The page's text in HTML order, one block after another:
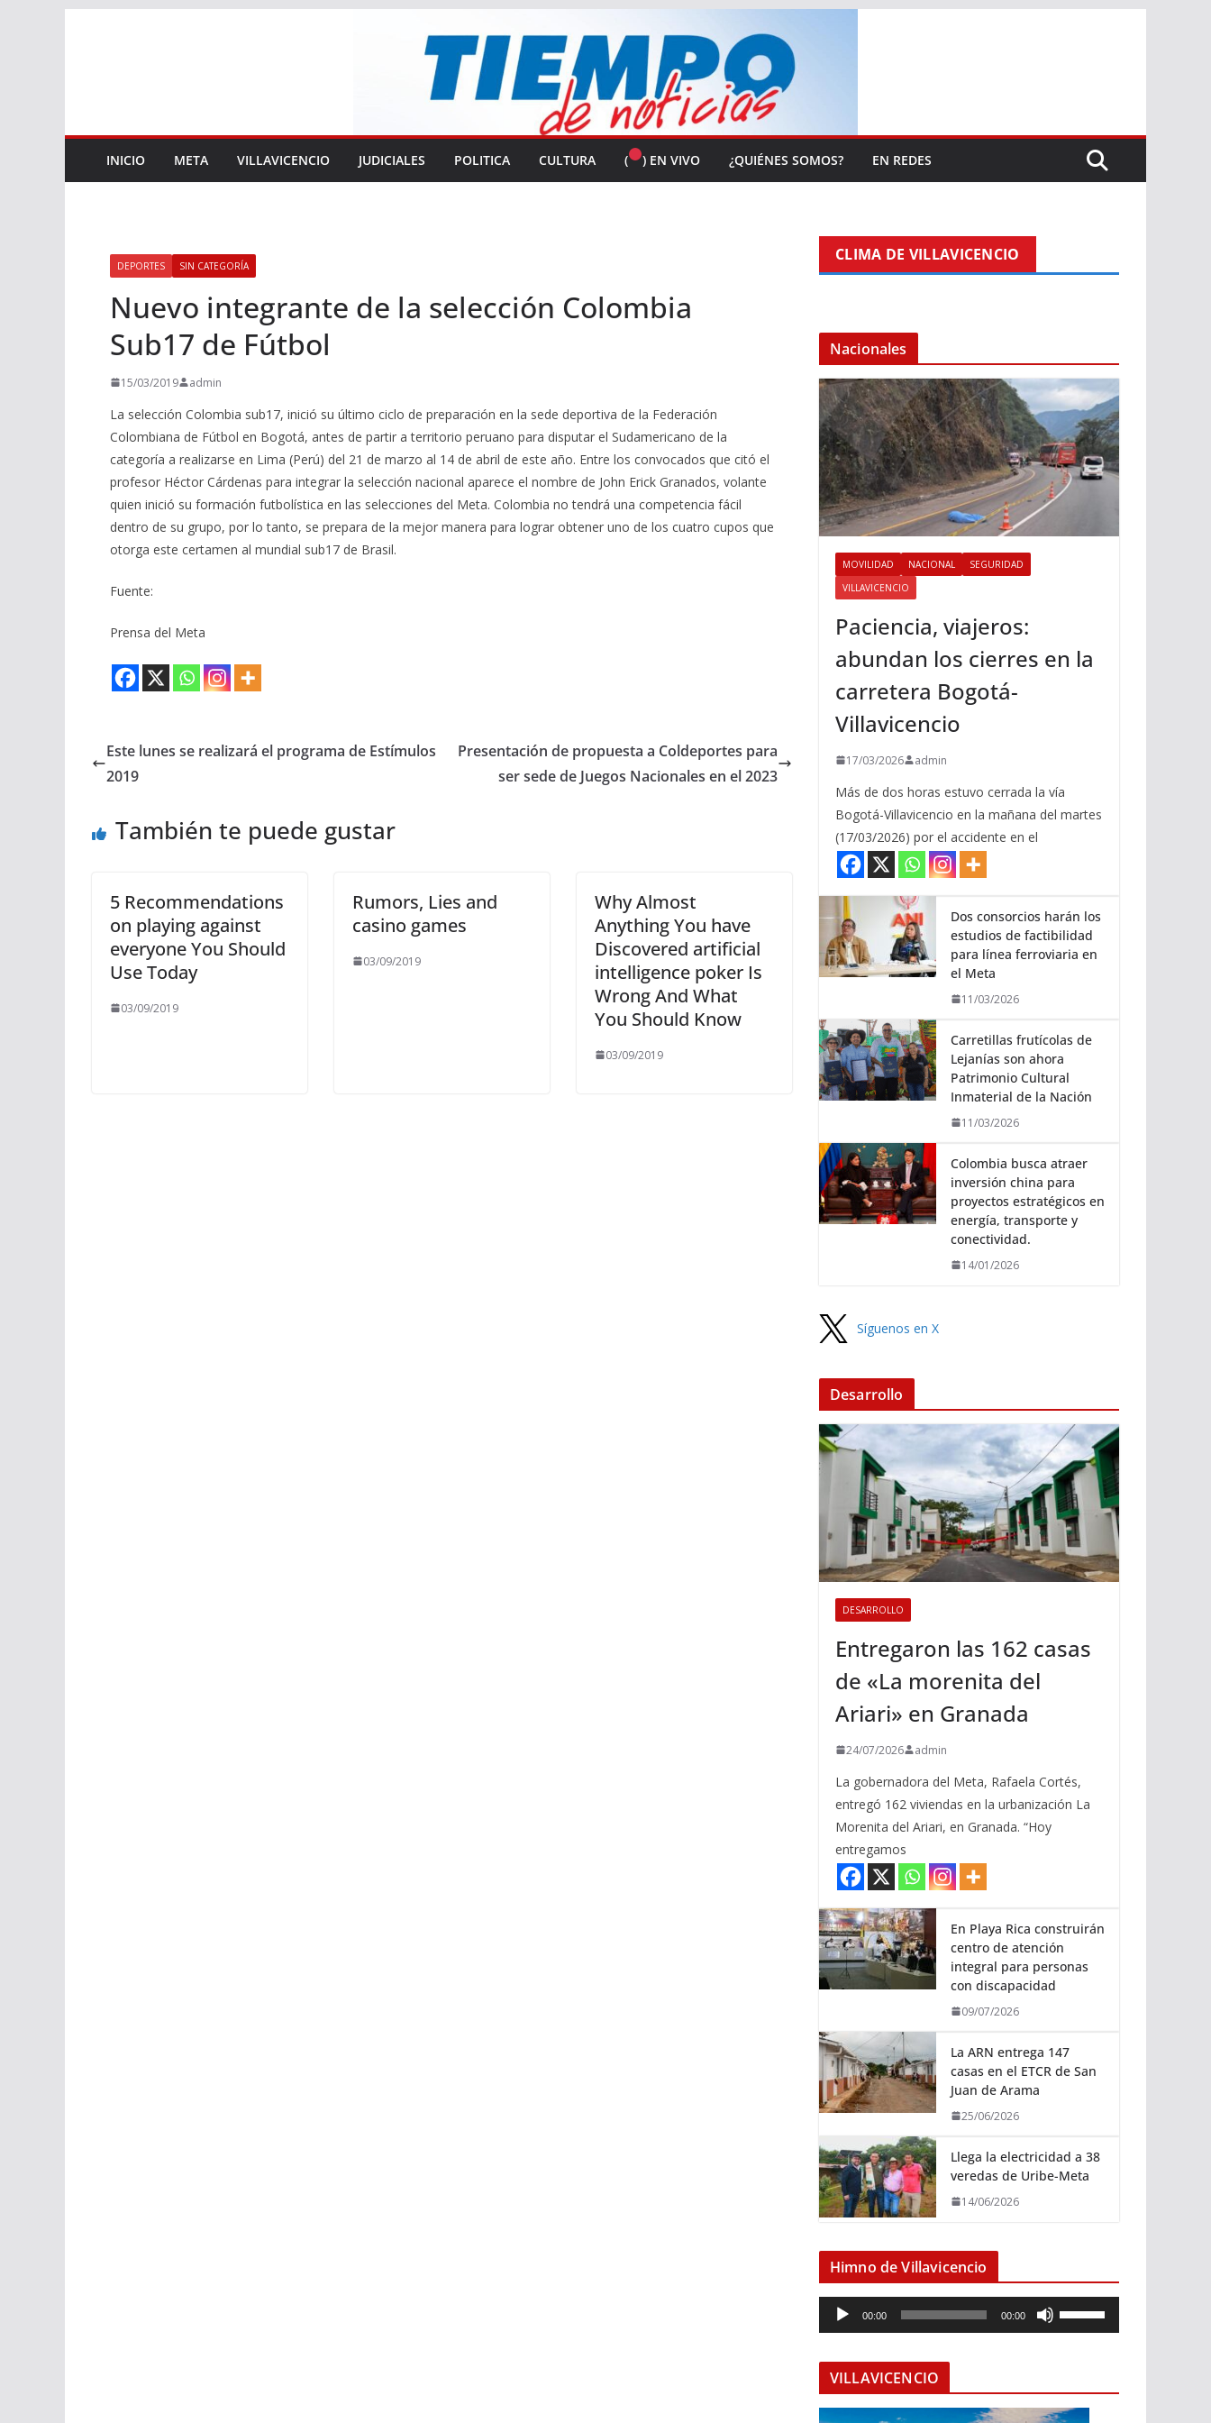
INICIO META VILLAVICENCIO JUDICIALES POLITICA CULTURA ( ) EN VIVO ¿QUIÉNES SOMOS? EN REDES
DEPORTES SIN CATEGORÍA
Nuevo integrante de la selección Colombia
Sub17 de Fútbol
15/03/2019 admin
La selección Colombia sub17, inició su último ciclo de preparación en la sede deportiva de la Federación
Colombiana de Fútbol en Bogotá, antes de partir a territorio peruano para disputar el Sudamericano de la
categoría a realizarse en Lima (Perú) del 21 de marzo al 14 de abril de este año. Entre los convocados que citó el
profesor Héctor Cárdenas para integrar la selección nacional aparece el nombre de John Erick Granados, volante
quien inició su formación futbolística en las selecciones del Meta. Colombia no tendrá una competencia fácil
dentro de su grupo, por lo tanto, se prepara de la mejor manera para lograr obtener uno de los cuatro cupos que
otorga este certamen al mundial sub17 de Brasil.
Fuente:
Prensa del Meta
Este lunes se realizará el programa de Estímulos
2019
Presentación de propuesta a Coldeportes para
ser sede de Juegos Nacionales en el 2023
También te puede gustar
5 Recommendations
on playing against
everyone You Should
Use Today
03/09/2019
Rumors, Lies and
casino games
03/09/2019
Why Almost
Anything You have
Discovered artificial
intelligence poker Is
Wrong And What
You Should Know
03/09/2019
CLIMA DE VILLAVICENCIO
Nacionales
MOVILIDAD NACIONAL
SEGURIDAD
VILLAVICENCIO
Paciencia, viajeros:
abundan los cierres en la
carretera Bogotá-
Villavicencio
17/03/2026 admin
Más de dos horas estuvo cerrada la vía
Bogotá-Villavicencio en la mañana del martes
(17/03/2026) por el accidente en el
Dos consorcios harán los
estudios de factibilidad
para línea ferroviaria en
el Meta
11/03/2026
Carretillas frutícolas de
Lejanías son ahora
Patrimonio Cultural
Inmaterial de la Nación
11/03/2026
Colombia busca atraer
inversión china para
proyectos estratégicos en
energía, transporte y
conectividad.
14/01/2026
Síguenos en X
Desarrollo
DESARROLLO
Entregaron las 162 casas
de «La morenita del
Ariari» en Granada
24/07/2026 admin
La gobernadora del Meta, Rafaela Cortés,
entregó 162 viviendas en la urbanización La
Morenita del Ariari, en Granada. “Hoy
entregamos
En Playa Rica construirán
centro de atención
integral para personas
con discapacidad
09/07/2026
La ARN entrega 147
casas en el ETCR de San
Juan de Arama
25/06/2026
Llega la electricidad a 38
veredas de Uribe-Meta
14/06/2026
Himno de Villavicencio
e
o
00:00 00:00
i
z
VILLAVICENCIO